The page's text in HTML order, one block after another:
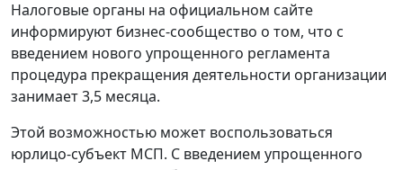
Налоговые органы на официальном сайте
информируют бизнес-сообщество о том, что с
введением нового упрощенного регламента
процедура прекращения деятельности организации
занимает 3,5 месяца.
Этой возможностью может воспользоваться
юрлицо-субъект МСП. С введением упрощенного